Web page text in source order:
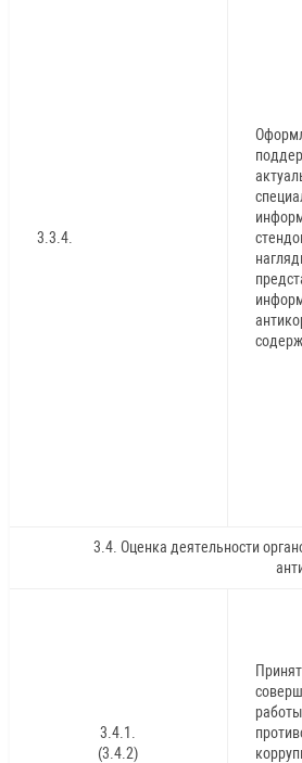
3.3.4.
3.4. Оценка деятельности
3.4.1.
(3.4.2)